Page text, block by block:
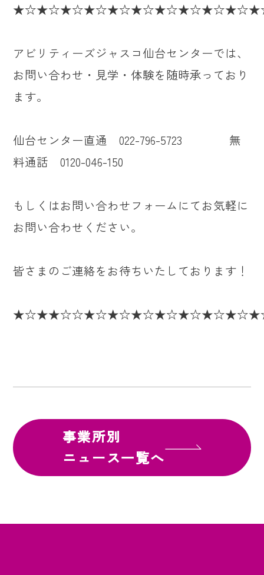
アビリティーズジャスコ仙台センターでは、
お問い合わせ・見学・体験を随時承っており
ます。
仙台センター直通 022-796-5723 無
料通話 0120-046-150
もしくはお問い合わせフォームにてお気軽に
お問い合わせください。
皆さまのご連絡をお待ちいたしております！
事業所別
ニュース一覧へ